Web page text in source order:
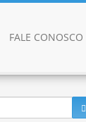
FALE CONOSCO